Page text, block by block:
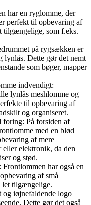
har en ryglomme, der
perfekt til opbevaring af
tilgængelige, som f.eks.
på rygsækken er
lynlås. Dette gør det nemt
som bøger, mapper
indvendigt:
lynlås meshlomme og
til opbevaring af
og organiseret.
På forsiden af
med en blød
af mere
eller elektronik, da den
og stød.
har også en
af små
let tilgængelige.
iøjnefaldende logo
Dette gør det også